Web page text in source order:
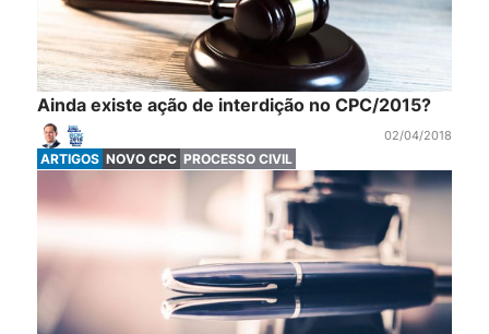
Ainda existe ação de interdição no CPC/2015?
02/04/2018
ARTIGOS NOVO CPC PROCESSO CIVIL